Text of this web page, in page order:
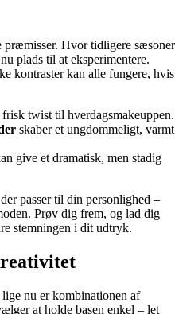
præmisser. Hvor tidligere sæsoner
plads til at eksperimentere.
kontraster kan alle fungere, hvis
frisk twist til hverdagsmakeuppen.
skaber et ungdommeligt, varmt
give et dramatisk, men stadig
passer til din personlighed –
Prøv dig frem, og lad dig
stemningen i dit udtryk.
lige nu er kombinationen af
at holde basen enkel – let